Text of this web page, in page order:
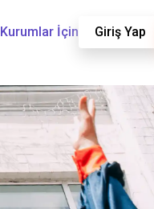
Kurumlar İçin Giriş Yap